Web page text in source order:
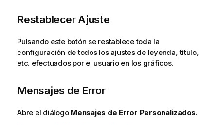
Restablecer Ajuste
Pulsando este botón se restablece toda la
configuración de todos los ajustes de leyenda, título,
etc. efectuados por el usuario en los gráficos.
Mensajes de Error
Abre el diálogo Mensajes de Error Personalizados.